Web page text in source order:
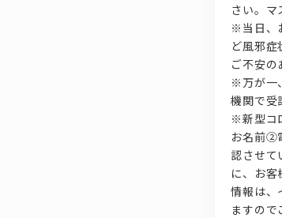
さい。マ
※当日、
ど風邪
ご不安の
※万が一
機関で受
※新型コ
お名前②
認させて
に、お
情報は、
ますので